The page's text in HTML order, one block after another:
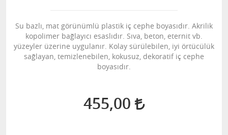
Su bazlı, mat görünümlü plastik iç cephe boyasıdır. Akrilik
kopolimer bağlayıcı esaslıdır. Sıva, beton, eternit vb.
yüzeyler üzerine uygulanır. Kolay sürülebilen, iyi örtücülük
sağlayan, temizlenebilen, kokusuz, dekoratif iç cephe
boyasıdır.
455,00